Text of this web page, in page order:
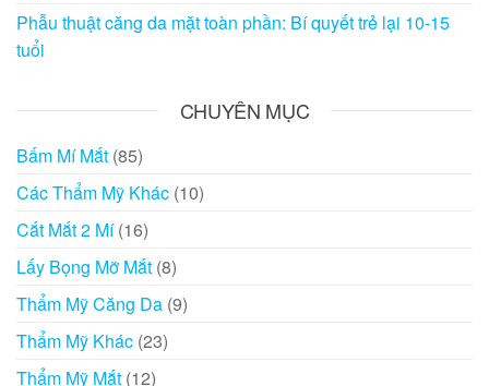
Phẫu thuật căng da mặt toàn phần: Bí quyết trẻ lại 10-15
tuổi
CHUYÊN MỤC
Bấm Mí Mắt (85)
Các Thẩm Mỹ Khác (10)
Cắt Mắt 2 Mí(16)
Lấy Bọng Mỡ Mắt (8)
Thẩm Mỹ Căng Da (9)
Thẩm Mỹ Khác (23)
Thẩm Mỹ Mắt (12)